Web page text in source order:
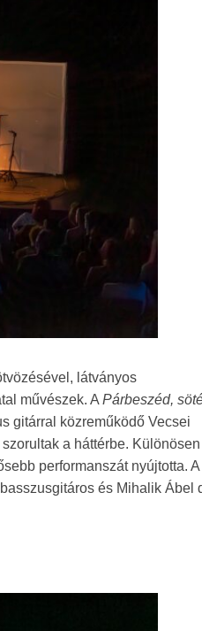
látványos
művészek. A Párbeszéd,
gitárral közreműködő Vecsei
a háttérbe.
performanszát nyújtotta. A
és Mihalik Ábel